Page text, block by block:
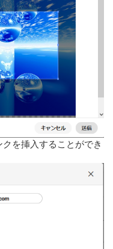
を挿入することができ